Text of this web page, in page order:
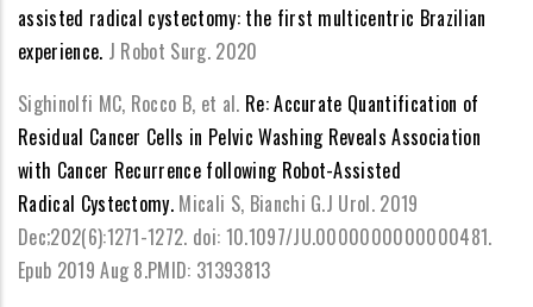
assisted radical cystectomy: the first multicentric Brazilian
experience. J Robot Surg. 2020
Sighinolfi MC, Rocco B, et al. Re: Accurate Quantification of
Residual Cancer Cells in Pelvic Washing Reveals Association
with Cancer Recurrence following Robot-Assisted
Radical Cystectomy. Micali S, Bianchi G.J Urol. 2019
Dec;202(6):1271-1272. doi: 10.1097/JU.0000000000000481.
Epub 2019 Aug 8.PMID: 31393813